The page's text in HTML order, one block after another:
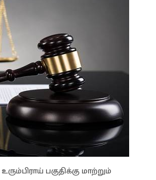
பகுதிக்கு மாற்றும்